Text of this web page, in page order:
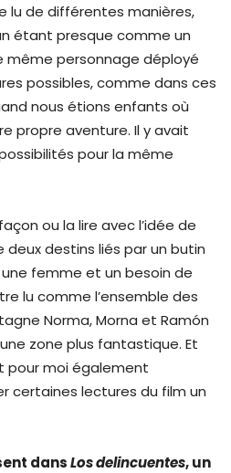
lu de différentes manières,
étant presque comme un
même personnage déployé
possibles, comme dans ces
nous étions enfants où
propre aventure. Il y avait
pour la même
ou la lire avec l’idée de
destins liés par un butin
femme et un besoin de
lu comme l’ensemble des
Norma, Morna et Ramón
zone plus fantastique. Et
pour moi également
certaines lectures du film un
dansLos delincuentes, un